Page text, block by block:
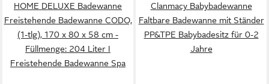
HOME DELUXE Badewanne
Freistehende Badewanne CODO,
(1-tlg), 170 x 80 x 58 cm -
Füllmenge: 204 Liter I
Freistehende Badewanne Spa
Clanmacy Babybadewanne
Faltbare Badewanne mit Ständer
PP&TPE Babybadesitz für 0-2
Jahre